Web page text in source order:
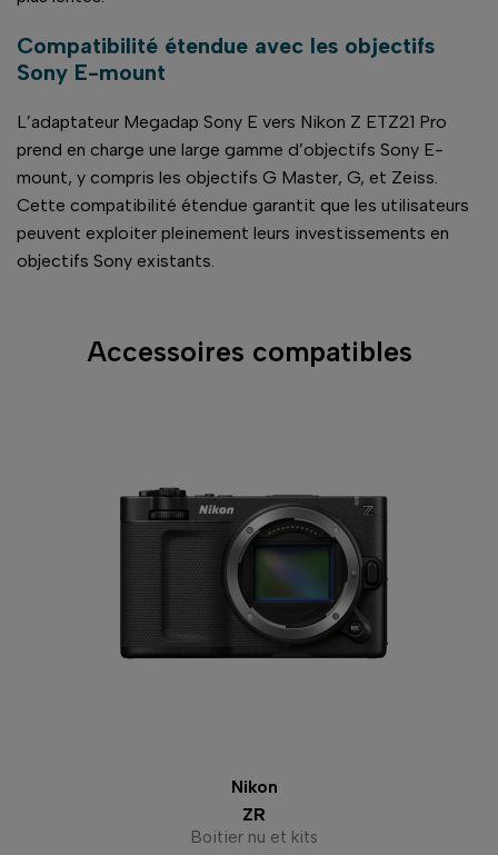
Compatibilité étendue avec les objectifs
Sony E-mount
L’adaptateur Megadap Sony E vers Nikon Z ETZ21 Pro
prend en charge une large gamme d’objectifs Sony E-
mount, y compris les objectifs G Master, G, et Zeiss.
Cette compatibilité étendue garantit que les utilisateurs
peuvent exploiter pleinement leurs investissements en
objectifs Sony existants.
Accessoires compatibles
Nikon
ZR
Boitier nu et kits